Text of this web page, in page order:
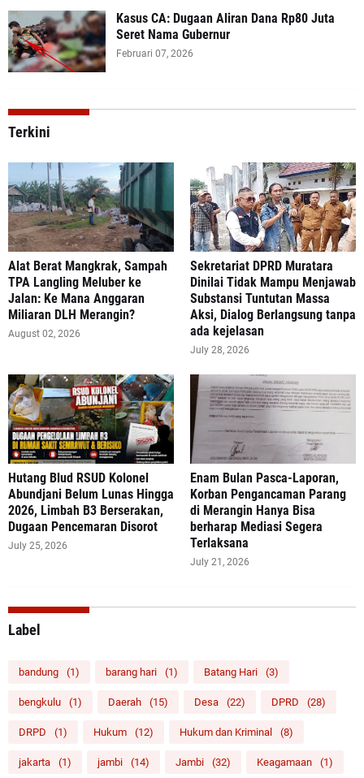
Kasus CA: Dugaan Aliran Dana Rp80 Juta
Seret Nama Gubernur
Februari 07, 2026
Terkini
Alat Berat Mangkrak, Sampah
TPA Langling Meluber ke
Jalan: Ke Mana Anggaran
Miliaran DLH Merangin?
August 02, 2026
Sekretariat DPRD Muratara
Dinilai Tidak Mampu Menjawab
Substansi Tuntutan Massa
Aksi, Dialog Berlangsung tanpa
ada kejelasan
July 28, 2026
‎Hutang Blud RSUD Kolonel
Abundjani Belum Lunas Hingga
2026, Limbah B3 Berserakan,
Dugaan Pencemaran Disorot
July 25, 2026
Enam Bulan Pasca-Laporan,
Korban Pengancaman Parang
di Merangin Hanya Bisa
berharap Mediasi Segera
Terlaksana
July 21, 2026
Label
bandung (1) barang hari (1) Batang Hari (3)
bengkulu (1) Daerah (15) Desa (22) DPRD (28)
DRPD (1) Hukum (12) Hukum dan Kriminal (8)
jakarta (1) jambi (14) Jambi (32) Keagamaan (1)